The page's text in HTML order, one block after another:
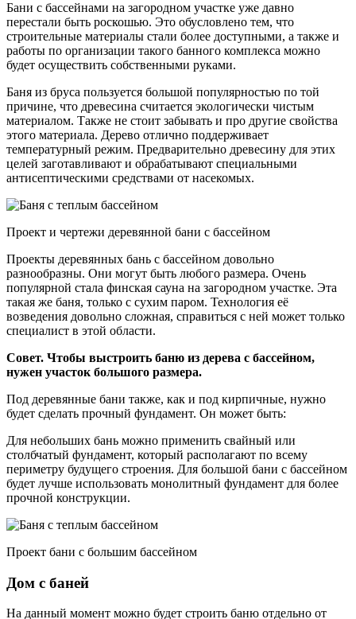
Бани с бассейнами на загородном участке уже давно
перестали быть роскошью. Это обусловлено тем, что
строительные материалы стали более доступными, а также и
работы по организации такого банного комплекса можно
будет осуществить собственными руками.
Баня из бруса пользуется большой популярностью по той
причине, что древесина считается экологически чистым
материалом. Также не стоит забывать и про другие свойства
этого материала. Дерево отлично поддерживает
температурный режим. Предварительно древесину для этих
целей заготавливают и обрабатывают специальными
антисептическими средствами от насекомых.
Проект и чертежи деревянной бани с бассейном
Проекты деревянных бань с бассейном довольно
разнообразны. Они могут быть любого размера. Очень
популярной стала финская сауна на загородном участке. Эта
такая же баня, только с сухим паром. Технология её
возведения довольно сложная, справиться с ней может только
специалист в этой области.
Совет. Чтобы выстроить баню из дерева с бассейном,
нужен участок большого размера.
Под деревянные бани также, как и под кирпичные, нужно
будет сделать прочный фундамент. Он может быть:
Для небольших бань можно применить свайный или
столбчатый фундамент, который располагают по всему
периметру будущего строения. Для большой бани с бассейном
будет лучше использовать монолитный фундамент для более
прочной конструкции.
Проект бани с большим бассейном
Дом с баней
На данный момент можно будет строить баню отдельно от